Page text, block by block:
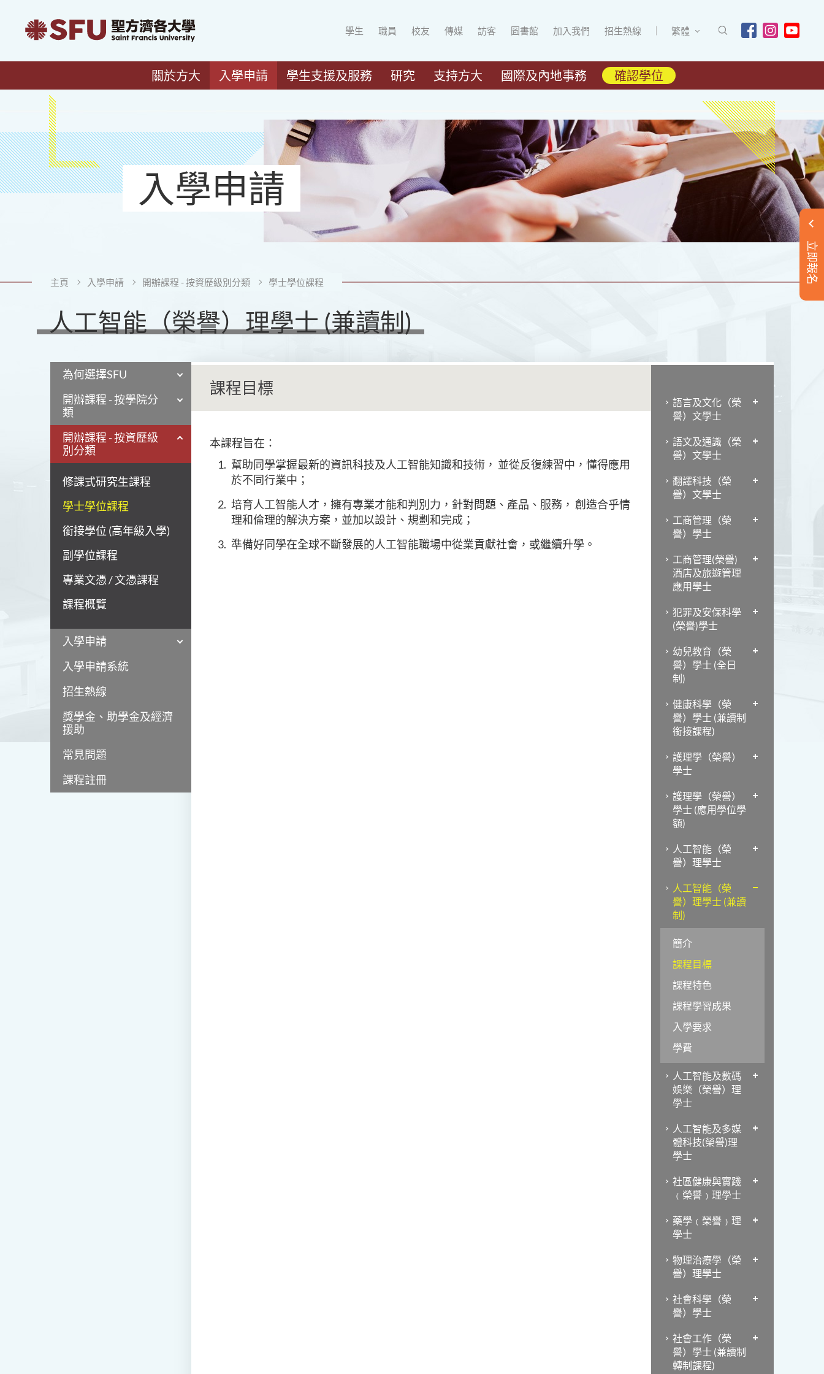
學生 職員 校友 傳媒 訪客 圖書館 加入我們 招生熱線 繁體
關於方大 入學申請 學生支援及服務 研究 支持方大 國際及內地事務 確認學位
立即報名
入學申請
主頁 入學申請 開辦課程 - 按資歷級別分類 學士學位課程
人工智能（榮譽）理學士 (兼讀制)
為何選擇SFU
開辦課程 - 按學院分
類
開辦課程 - 按資歷級
別分類
修課式研究生課程
學士學位課程
銜接學位 (高年級入學)
副學位課程
專業文憑 / 文憑課程
課程概覽
入學申請
入學申請系統
招生熱線
獎學金、助學金及經濟
援助
常見問題
課程註冊
課程目標
本課程旨在：
幫助同學掌握最新的資訊科技及人工智能知識和技術， 並從反復練習中，懂得應用
於不同行業中；
培育人工智能人才，擁有專業才能和判別力，針對問題、產品、服務， 創造合乎情
理和倫理的解決方案，並加以設計、規劃和完成；
準備好同學在全球不斷發展的人工智能職場中從業貢獻社會，或繼續升學。
語言及文化（榮
譽）文學士
語文及通識（榮
譽）文學士
翻譯科技（榮
譽）文學士
工商管理（榮
譽）學士
工商管理(榮譽)
酒店及旅遊管理
應用學士
犯罪及安保科學
(榮譽)學士
幼兒教育（榮
譽）學士 (全日
制)
健康科學（榮
譽）學士 (兼讀制
銜接課程)
護理學（榮譽）
學士
護理學（榮譽）
學士 (應用學位學
額)
人工智能（榮
譽）理學士
人工智能（榮
譽）理學士 (兼讀
制)
簡介
課程目標
課程特色
課程學習成果
入學要求
學費
人工智能及數碼
娛樂（榮譽）理
學士
人工智能及多媒
體科技(榮譽)理
學士
社區健康與實踐
﹙榮譽﹚理學士
藥學﹙榮譽﹚理
學士
物理治療學（榮
譽）理學士
社會科學（榮
譽）學士
社會工作（榮
譽）學士 (兼讀制
轉制課程)